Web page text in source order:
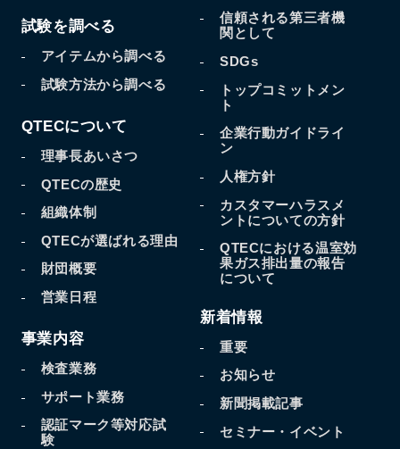
試験を調べる
アイテムから調べる
試験方法から調べる
QTECについて
理事長あいさつ
QTECの歴史
組織体制
QTECが選ばれる理由
財団概要
営業日程
事業内容
検査業務
サポート業務
認証マーク等対応試
験
信頼される第三者機
関として
SDGs
トップコミットメン
ト
企業行動ガイドライ
ン
人権方針
カスタマーハラスメ
ントについての方針
QTECにおける温室効
果ガス排出量の報告
について
新着情報
重要
お知らせ
新聞掲載記事
セミナー・イベント